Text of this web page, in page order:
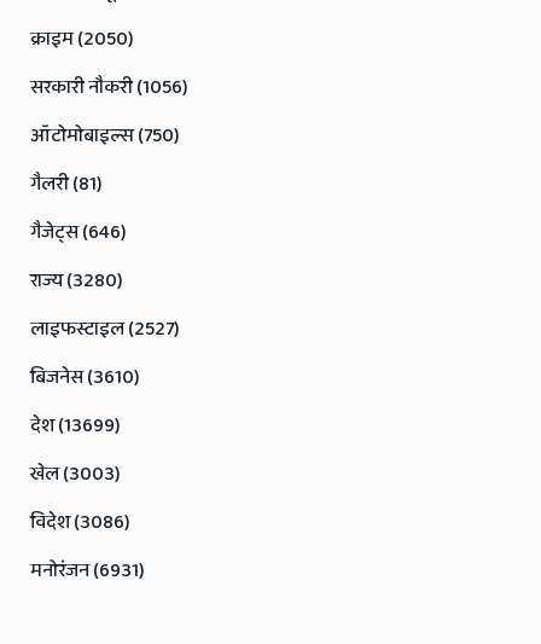
क्राइम (2050)
सरकारी नौकरी (1056)
ऑटोमोबाइल्स (750)
गैलरी (81)
गैजेट्स (646)
राज्य (3280)
लाइफस्टाइल (2527)
बिजनेस (3610)
देश (13699)
खेल (3003)
विदेश (3086)
मनोरंजन (6931)